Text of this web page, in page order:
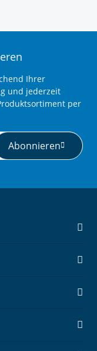
Ihrer
und jederzeit
per
Abonnieren